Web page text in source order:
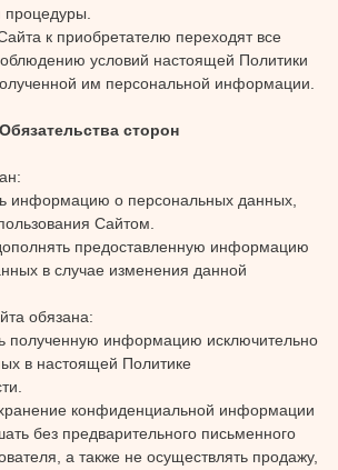
процедуры.
к приобретателю переходят все
условий настоящей Политики
им персональной информации.
Обязательства сторон
о персональных данных,
Сайтом.
предоставленную информацию
в случае изменения данной
обязана:
информацию исключительно
в настоящей Политике
конфиденциальной информации
без предварительного письменного
а также не осуществлять продажу,